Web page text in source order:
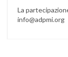
La
info@adpmi.org